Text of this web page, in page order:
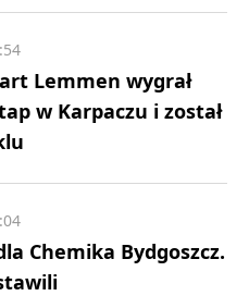
Lemmen wygrał
w Karpaczu i został
Chemika Bydgoszcz.